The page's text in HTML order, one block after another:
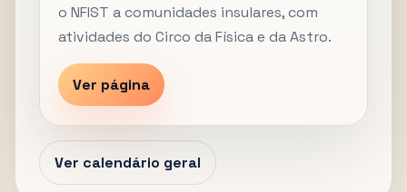
o NFIST a comunidades insulares, com
atividades do Circo da Física e da Astro.
Ver página
Ver calendário geral